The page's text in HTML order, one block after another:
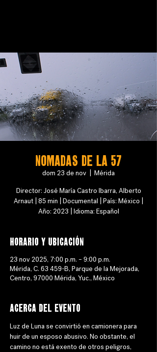
NOMADAS DE LA 57
dom 23 de nov
Mérida
Director: José María Castro Ibarra, Alberto
Arnaut | 85 min | Documental | País: México |
Año: 2023 | Idioma: Español
Horario y ubicación
23 nov 2025, 7:00 p.m. – 9:00 p.m.
Mérida, C. 63 459-B, Parque de la Mejorada,
Centro, 97000 Mérida, Yuc., México
Acerca del evento
Luz de Luna se convirtió en camionera para
huir de un esposo abusivo. No obstante, el
camino no está exento de otros peligros,